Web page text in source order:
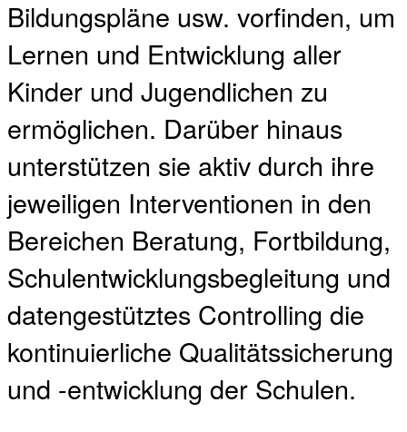
Bildungspläne usw. vorfinden, um
Lernen und Entwicklung aller
Kinder und Jugendlichen zu
ermöglichen. Darüber hinaus
unterstützen sie aktiv durch ihre
jeweiligen Interventionen in den
Bereichen Beratung, Fortbildung,
Schulentwicklungsbegleitung und
datengestütztes Controlling die
kontinuierliche Qualitätssicherung
und -entwicklung der Schulen.